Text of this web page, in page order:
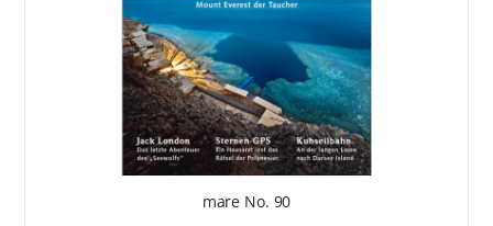
mare No. 90